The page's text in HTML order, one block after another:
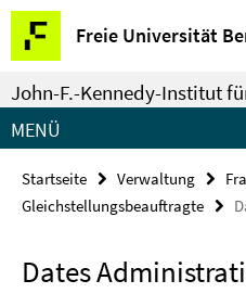
Springe
direkt
zu
Inhalt
Freie Universität
Service-
Navigation
John-F.-Kennedy-Institut
MENÜ
Startseite Verwaltung
Gleichstellungsbeauftragte
Dates